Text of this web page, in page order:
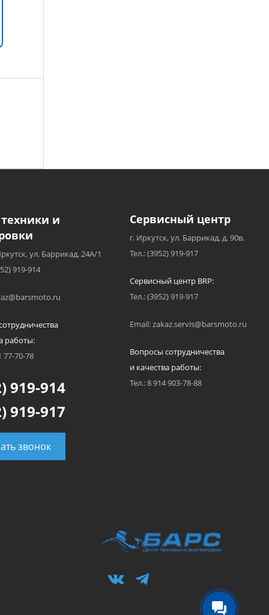
и
ул. Баррикад, 24А/1
919-914
работы:
77-70-78
919-914
919-917
звонок
Сервисный центр
г. Иркутск, ул. Баррикад, д. 90в.
Тел.: (3952) 919-917
Сервисный центр BRP:
Тел.: (3952) 919-917
Email: zakaz.servis@barsmoto.ru
Вопросы сотрудничества
и качества работы:
Тел.: 8 914 903-78-88